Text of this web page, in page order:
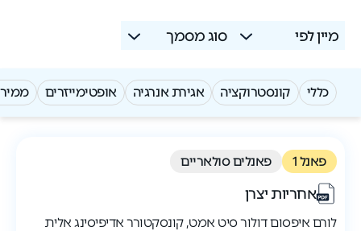
מיין לפי סוג מסמך
כללי קונסטרוקציה אגירת אנרגיה אופטימייזרים
פאנל 1 פאנלים סולאריים
אחריות יצרן
לורם איפסום דולור סיט אמט, קונסקטורר אדיפיסינג אלית